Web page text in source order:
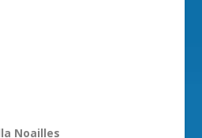
Noailles